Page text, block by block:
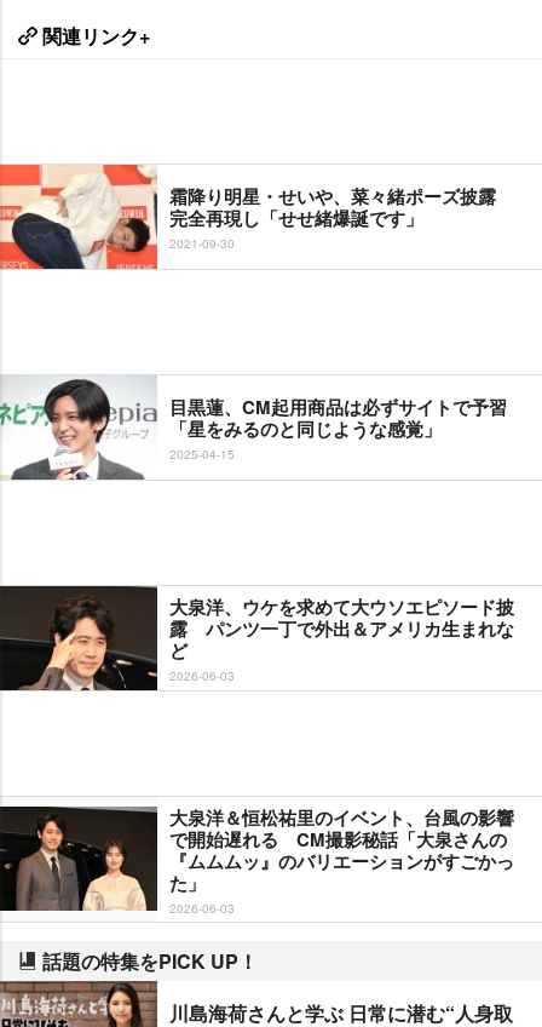
関連リンク+
霜降り明星・せいや、菜々緒ポーズ披露
完全再現し「せせ緒爆誕です」
2021-09-30
目黒蓮、CM起用商品は必ずサイトで予習
「星をみるのと同じような感覚」
2025-04-15
大泉洋、ウケを求めて大ウソエピソード披
露 パンツ一丁で外出＆アメリカ生まれな
ど
2026-06-03
大泉洋＆恒松祐里のイベント、台風の影響
で開始遅れる CM撮影秘話「大泉さんの
『ムムムッ』のバリエーションがすごかっ
た」
2026-06-03
話題の特集をPICK UP！
川島海荷さんと学ぶ 日常に潜む“人身取